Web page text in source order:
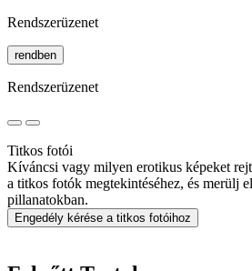
Rendszerüzenet
rendben
Rendszerüzenet
Titkos fotói
Kíváncsi vagy milyen erotikus képeket
a titkos fotók megtekintéséhez, és merülj
pillanatokban.
Engedély kérése a titkos fotóihoz